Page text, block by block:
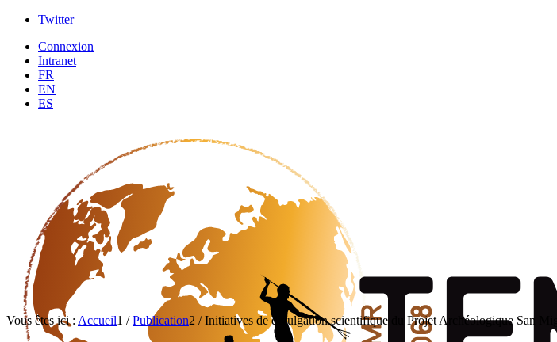
Twitter
Connexion
Intranet
FR
EN
ES
Vous êtes ici : Accueil1 / Publication2 / Initiatives de divulgation scientifique du Projet Archéologique San